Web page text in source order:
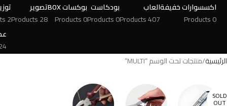
اكسسوارات خفيفة
0 Products
العاب
407 Products
بودكاست
0 Products
بوكسات BOX
0 Products
تصوير
28 Products
2 Products
الرئيسية منتجات تحت الوسم “MULTI”
SOLD
OUT